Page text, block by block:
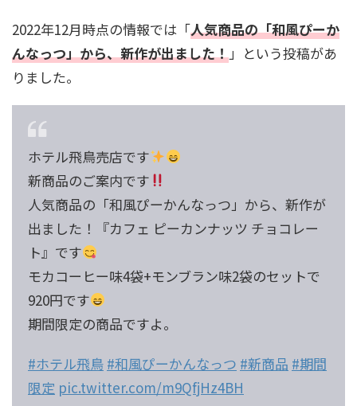
2022年12月時点の情報では「人気商品の「和風ぴーか
んなっつ」から、新作が出ました！」という投稿があ
りました。
ホテル飛鳥売店です
新商品のご案内です
人気商品の「和風ぴーかんなっつ」から、新作が
出ました！『カフェ ピーカンナッツ チョコレー
ト』です
モカコーヒー味4袋+モンブラン味2袋のセットで
920円です
期間限定の商品ですよ。
#ホテル飛鳥 #和風ぴーかんなっつ #新商品 #期間
限定 pic.twitter.com/m9QfjHz4BH